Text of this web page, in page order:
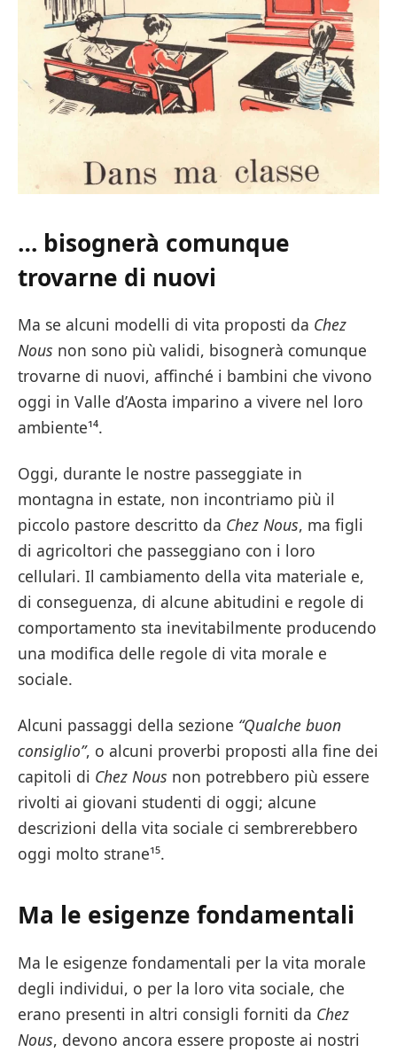
… bisognerà comunque
trovarne di nuovi
Ma se alcuni modelli di vita proposti da Chez
Nous non sono più validi, bisognerà comunque
trovarne di nuovi, affinché i bambini che vivono
oggi in Valle d’Aosta imparino a vivere nel loro
ambiente¹⁴.
Oggi, durante le nostre passeggiate in
montagna in estate, non incontriamo più il
piccolo pastore descritto da Chez Nous, ma figli
di agricoltori che passeggiano con i loro
cellulari. Il cambiamento della vita materiale e,
di conseguenza, di alcune abitudini e regole di
comportamento sta inevitabilmente producendo
una modifica delle regole di vita morale e
sociale.
Alcuni passaggi della sezione “Qualche buon
consiglio”, o alcuni proverbi proposti alla fine dei
capitoli di Chez Nous non potrebbero più essere
rivolti ai giovani studenti di oggi; alcune
descrizioni della vita sociale ci sembrerebbero
oggi molto strane¹⁵.
Ma le esigenze fondamentali
Ma le esigenze fondamentali per la vita morale
degli individui, o per la loro vita sociale, che
erano presenti in altri consigli forniti da Chez
Nous, devono ancora essere proposte ai nostri